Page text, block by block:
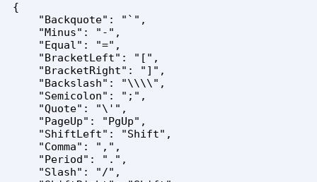
{
    "Backquote": "`",
    "Minus": "-",
    "Equal": "=",
    "BracketLeft": "[",
    "BracketRight": "]",
    "Backslash": "\\\\",
    "Semicolon": ";",
    "Quote": "\'",
    "PageUp": "PgUp",
    "ShiftLeft": "Shift",
    "Comma": ",",
    "Period": ".",
    "Slash": "/",